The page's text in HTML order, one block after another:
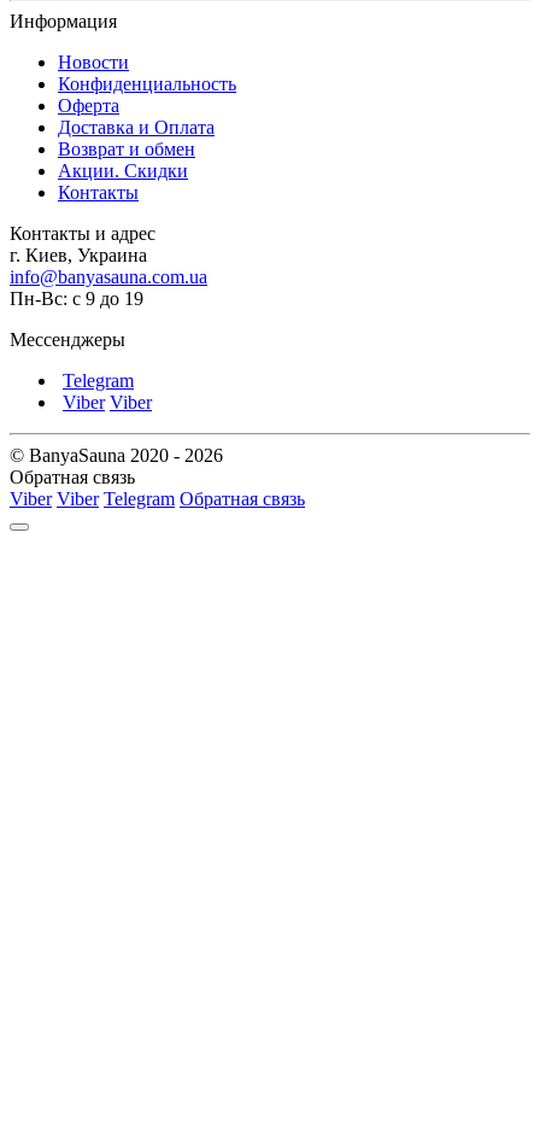
Информация
Новости
Конфиденциальность
Оферта
Доставка и Оплата
Возврат и обмен
Акции. Скидки
Контакты
Контакты и адрес
г. Киев, Украина
info@banyasauna.com.ua
Пн-Вс: с 9 до 19
Мессенджеры
Telegram
Viber Viber
© BanyaSauna 2020 - 2026
Обратная связь
Viber Viber Telegram Обратная связь